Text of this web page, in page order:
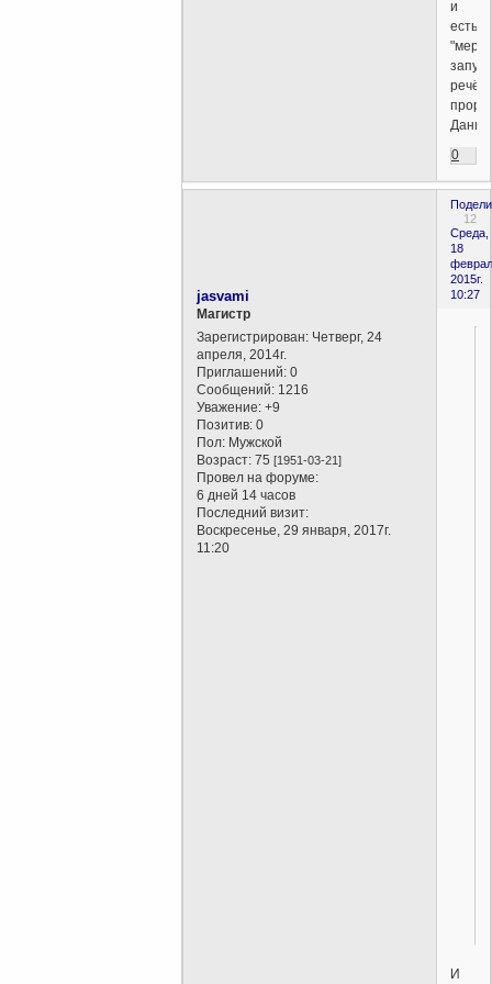
и
есть
0
12
Среда,
18
2015г.
10:27
jasvami
Магистр
Зарегистрирован: Четверг, 24
апреля, 2014г.
Приглашений: 0
Сообщений: 1216
Уважение: +9
Позитив: 0
Пол: Мужской
Возраст: 75[1951-03-21]
Провел на форуме:
6 дней 14 часов
Последний визит:
Воскресенье, 29 января, 2017г.
11:20
И